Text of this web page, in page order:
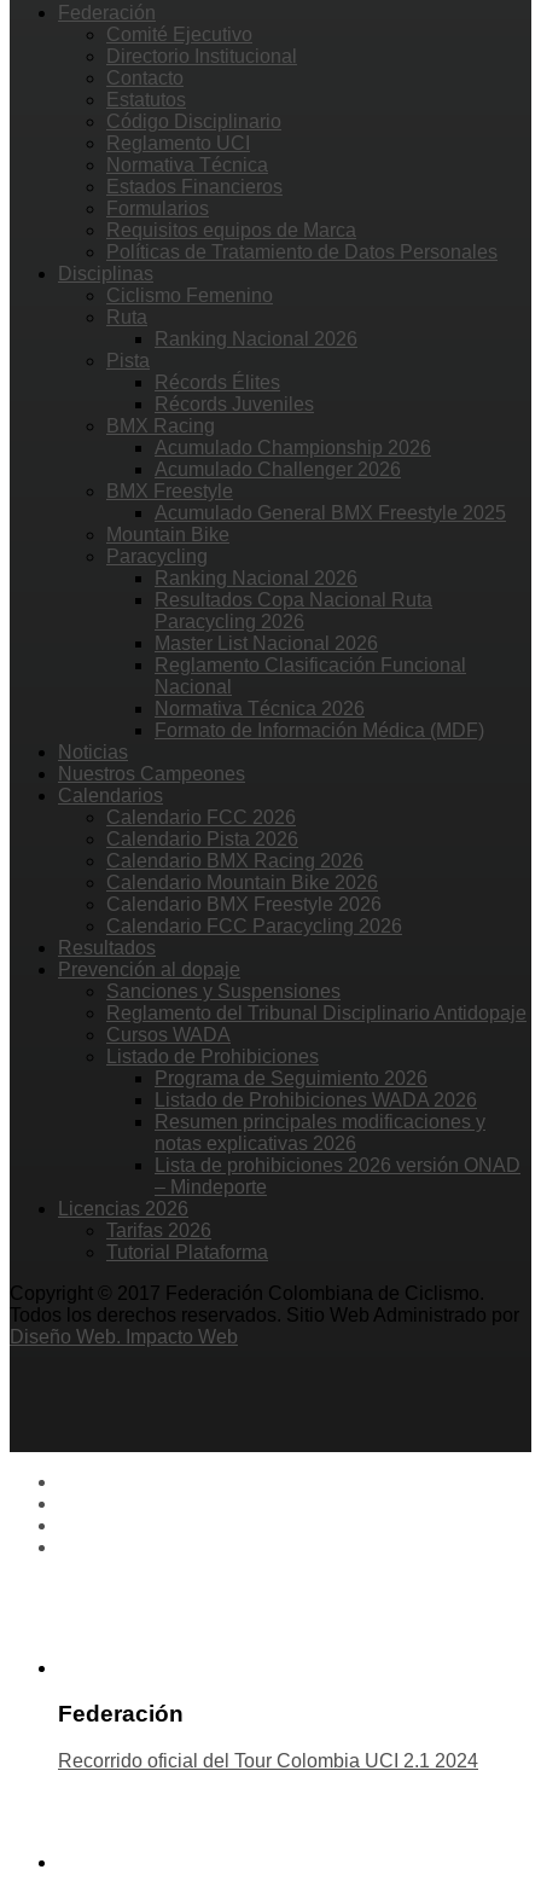
Federación
Comité Ejecutivo
Directorio Institucional
Contacto
Estatutos
Código Disciplinario
Reglamento UCI
Normativa Técnica
Estados Financieros
Formularios
Requisitos equipos de Marca
Políticas de Tratamiento de Datos Personales
Disciplinas
Ciclismo Femenino
Ruta
Ranking Nacional 2026
Pista
Récords Élites
Récords Juveniles
BMX Racing
Acumulado Championship 2026
Acumulado Challenger 2026
BMX Freestyle
Acumulado General BMX Freestyle 2025
Mountain Bike
Paracycling
Ranking Nacional 2026
Resultados Copa Nacional Ruta
Paracycling 2026
Master List Nacional 2026
Reglamento Clasificación Funcional
Nacional
Normativa Técnica 2026
Formato de Información Médica (MDF)
Noticias
Nuestros Campeones
Calendarios
Calendario FCC 2026
Calendario Pista 2026
Calendario BMX Racing 2026
Calendario Mountain Bike 2026
Calendario BMX Freestyle 2026
Calendario FCC Paracycling 2026
Resultados
Prevención al dopaje
Sanciones y Suspensiones
Reglamento del Tribunal Disciplinario Antidopaje
Cursos WADA
Listado de Prohibiciones
Programa de Seguimiento 2026
Listado de Prohibiciones WADA 2026
Resumen principales modificaciones y
notas explicativas 2026
Lista de prohibiciones 2026 versión ONAD
– Mindeporte
Licencias 2026
Tarifas 2026
Tutorial Plataforma
Copyright © 2017 Federación Colombiana de Ciclismo.
Todos los derechos reservados. Sitio Web Administrado por
Diseño Web. Impacto Web
Federación
Recorrido oficial del Tour Colombia UCI 2.1 2024